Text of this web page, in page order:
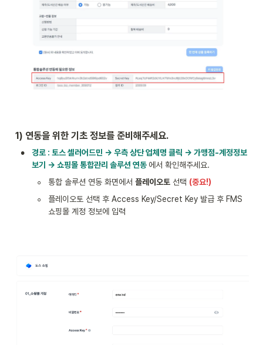
1) 연동을 위한 기초 정보를 준비해주세요.
•
경로 : 토스 셀러어드민 → 우측 상단 업체명 클릭 → 가맹점-계정정보
보기 → 쇼핑몰 통합관리 솔루션 연동 에서 확인해주세요.
◦ 통합 솔루션 연동 화면에서 플레이오토 선택 (중요!)
◦
플레이오토 선택 후 Access Key/Secret Key 발급 후 FMS
쇼핑몰 계정 정보에 입력